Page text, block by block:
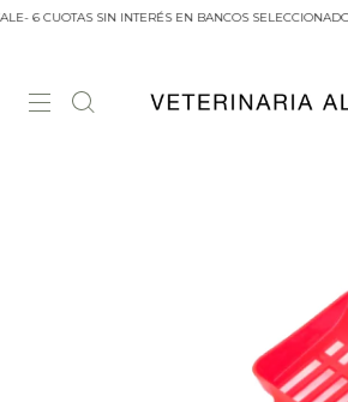
6 CUOTAS SIN INTERÉS EN BANCOS SELECCIONADOS